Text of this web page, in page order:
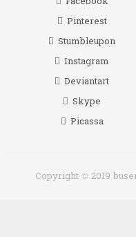
Pinterest
Stumbleupon
Instagram
Deviantart
Skype
Picassa
Copyright © 2019